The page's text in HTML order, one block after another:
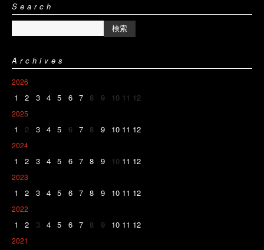
Search
Archives
2026
1 2 3 4 5 6 7 8 9 10 11 12
2025
1 2 3 4 5 6 7 8 9 10 11 12
2024
1 2 3 4 5 6 7 8 9 10 11 12
2023
1 2 3 4 5 6 7 8 9 10 11 12
2022
1 2 3 4 5 6 7 8 9 10 11 12
2021